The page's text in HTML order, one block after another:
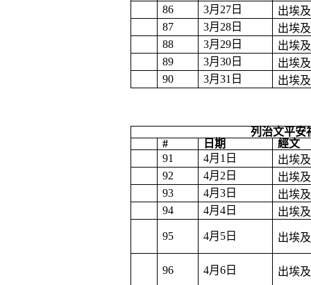
86
3月 27 日
出埃
87
3月 28 日
出埃
88
3月 29 日
出埃
89
3月30 日
出埃
90
3月31 日 出埃
列治文平安
#
日期
經文
91
4月 1 日
出埃
92
4月 2 日
出埃
93
4月3 日
出埃
94
4月4 日 出埃
95 4月 5 日 出埃
96 4月6 日 出埃